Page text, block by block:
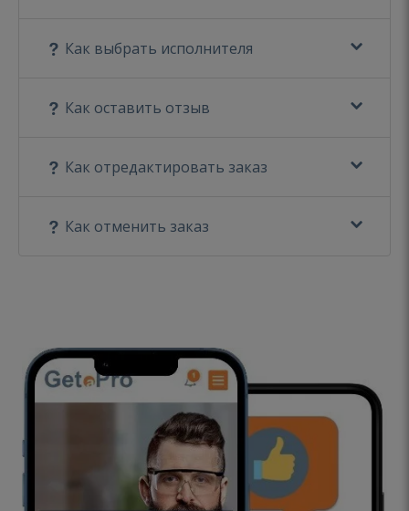
Как выбрать исполнителя
Как оставить отзыв
Как отредактировать заказ
Как отменить заказ